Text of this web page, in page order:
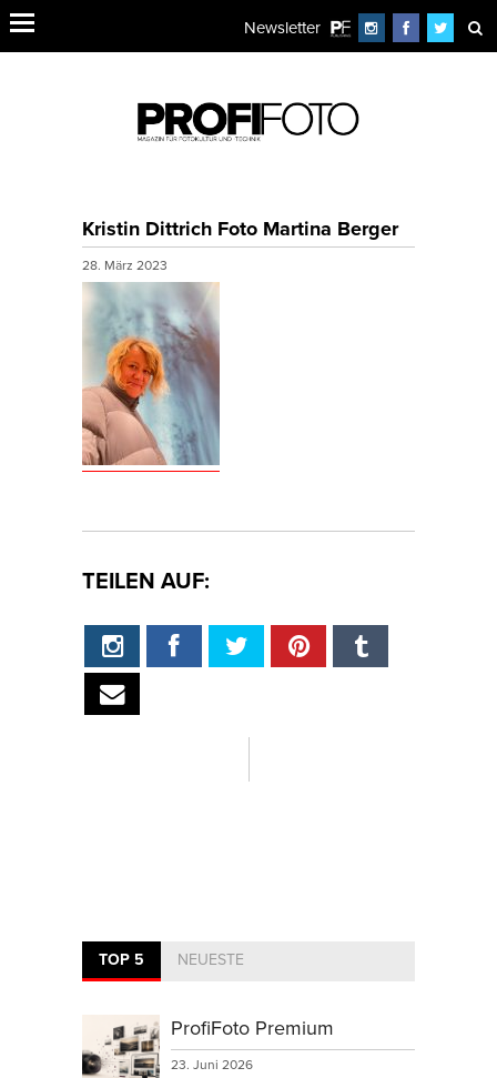
Newsletter
Kristin Dittrich Foto Martina Berger
28. März 2023
TEILEN AUF:
TOP 5 NEUESTE
ProfiFoto Premium
23. Juni 2026